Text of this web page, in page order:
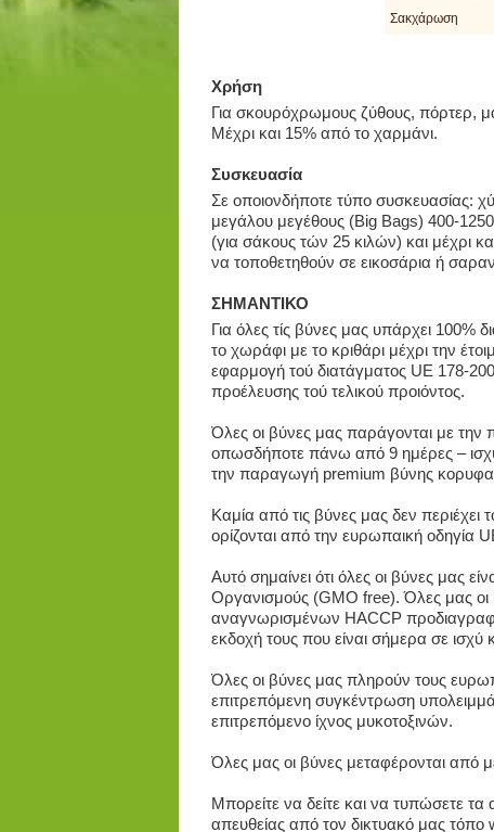
Σακχάρωση
Χρήση
Για σκουρόχρωμους ζύθους, πόρτερ,
Μέχρι και 15% από το χαρμάνι.
Συσκευασία
Σε οποιονδήποτε τύπο συσκευασίας:
μεγάλου μεγέθους (Big Bags) 400-
(για σάκους τών 25 κιλών) και μέχρι
να τοποθετηθούν σε εικοσάρια ή
ΣΗΜΑΝΤΙΚΟ
Για όλες τίς βύνες μας υπάρχει 100%
το χωράφι με το κριθάρι μέχρι την
εφαρμογή τού διατάγματος UE 178-
προέλευσης τού τελικού προιόντος.
Όλες οι βύνες μας παράγονται με την
οπωσδήποτε πάνω από 9 ημέρες –
την παραγωγή premium βύνης
Καμία από τις βύνες μας δεν περιέχει
ορίζονται από την ευρωπαική οδηγία
Αυτό σημαίνει ότι όλες οι βύνες μας
Οργανισμούς (GMO free). Όλες μας οι
αναγνωρισμένων HACCP
εκδοχή τους που είναι σήμερα σε ισχύ
Όλες οι βύνες μας πληρούν τους
επιτρεπόμενη συγκέντρωση
επιτρεπόμενο ίχνος μυκοτοξινών.
Όλες μας οι βύνες μεταφέρονται από
Μπορείτε να δείτε και να τυπώσετε
απευθείας από τον δικτυακό μας